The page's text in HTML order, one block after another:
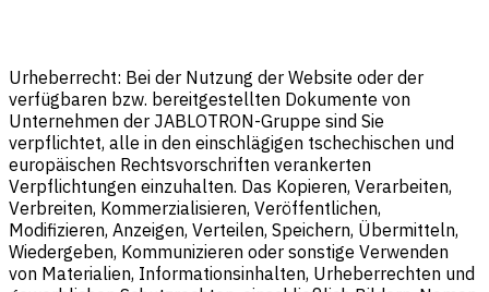
Urheberrecht: Bei der Nutzung der Website oder der
verfügbaren bzw. bereitgestellten Dokumente von
Unternehmen der JABLOTRON-Gruppe sind Sie
verpflichtet, alle in den einschlägigen tschechischen und
europäischen Rechtsvorschriften verankerten
Verpflichtungen einzuhalten. Das Kopieren, Verarbeiten,
Verbreiten, Kommerzialisieren, Veröffentlichen,
Modifizieren, Anzeigen, Verteilen, Speichern, Übermitteln,
Wiedergeben, Kommunizieren oder sonstige Verwenden
von Materialien, Informationsinhalten, Urheberrechten und